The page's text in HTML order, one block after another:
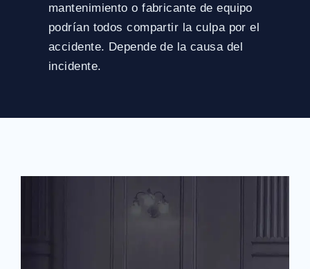
mantenimiento o fabricante de equipo
podrían todos compartir la culpa por el
accidente. Depende de la causa del
incidente.